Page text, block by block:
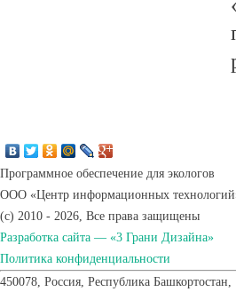
Программное обеспечение для экологов
ООО «Центр информационных
(c) 2010 - 2026, Все права защищены
Разработка сайта — «3 Грани Дизайна»
Политика конфиденциальности
450078, Россия, Республика Башкортостан,